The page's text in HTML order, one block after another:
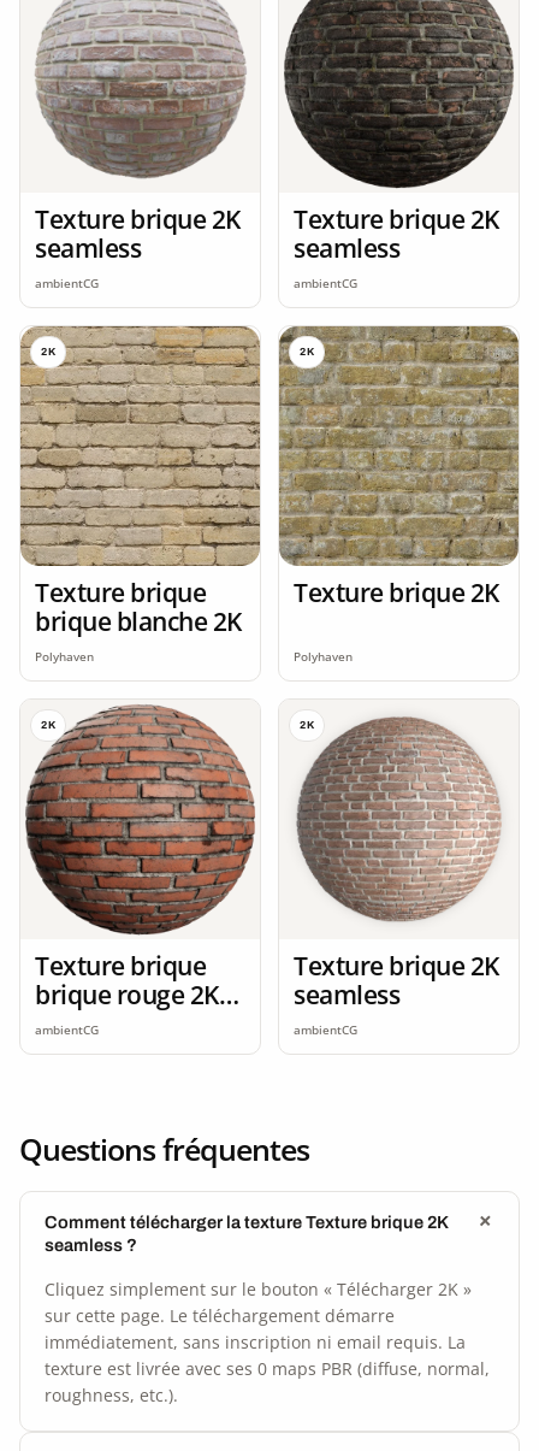
Texture brique 2K
seamless
ambientCG
Texture brique 2K
seamless
ambientCG
2K
Texture brique
brique blanche 2K
Polyhaven
2K
Texture brique 2K
Polyhaven
2K
Texture brique
brique rouge 2K
seamless
ambientCG
2K
Texture brique 2K
seamless
ambientCG
Questions fréquentes
Comment télécharger la texture Texture brique 2K
seamless ?
Cliquez simplement sur le bouton « Télécharger 2K »
sur cette page. Le téléchargement démarre
immédiatement, sans inscription ni email requis. La
texture est livrée avec ses 0 maps PBR (diffuse, normal,
roughness, etc.).